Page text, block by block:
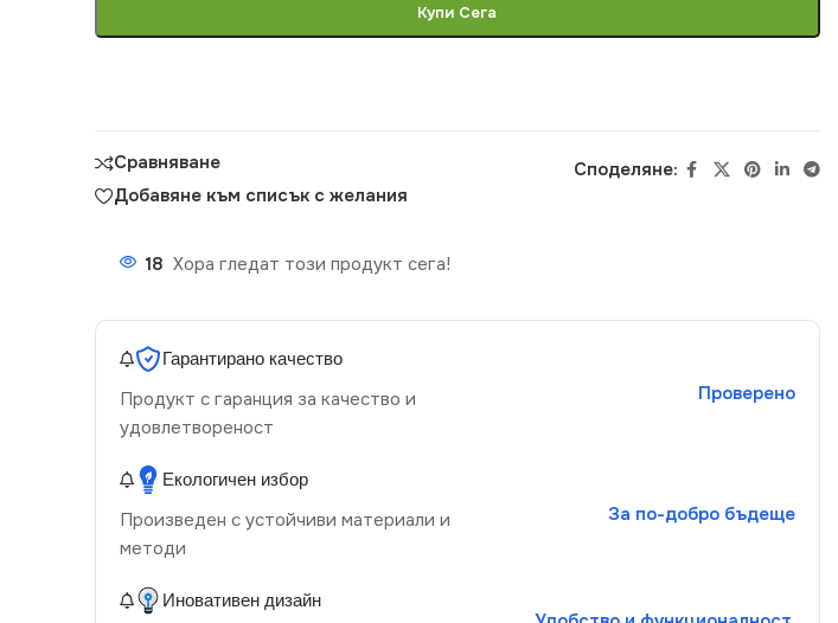
Купи Сега
Сравняване
Добавяне към списък с желания
Споделяне:
18 Хора гледат този продукт сега!
Гарантирано качество
Продукт с гаранция за качество и
удовлетвореност
Проверено
Екологичен избор
Произведен с устойчиви материали и
методи
За по-добро бъдеще
Иновативен дизайн